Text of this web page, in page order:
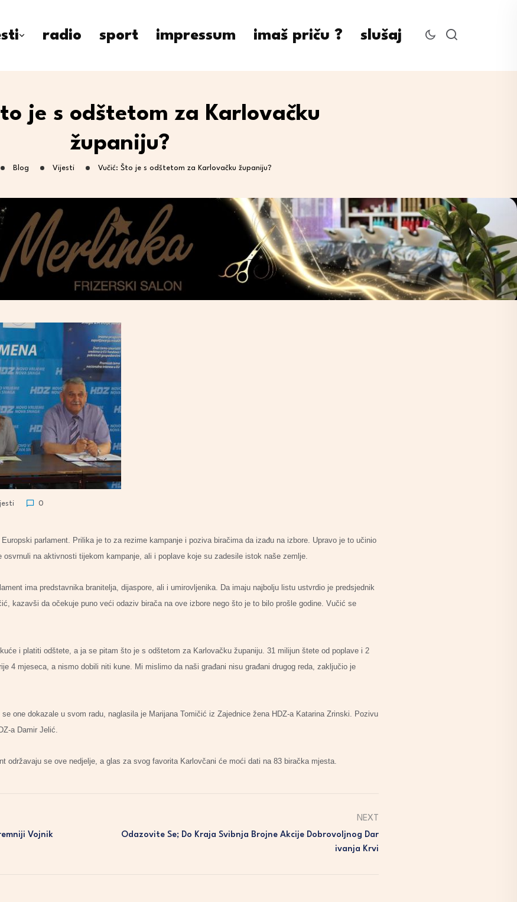
radio sport impressum imaš priču ? slušaj
je s odštetom za Karlovačku
županiju?
Blog Vijesti Vučić: Što je s odštetom za Karlovačku županiju?
0
parlament. Prilika je to za rezime kampanje i poziva biračima da izađu na izbore. Upravo je to učinio
osvrnuli na aktivnosti tijekom kampanje, ali i poplave koje su zadesile istok naše zemlje.
ima predstavnika branitelja, dijaspore, ali i umirovljenika. Da imaju najbolju listu ustvrdio je predsjednik
kazavši da očekuje puno veći odaziv birača na ove izbore nego što je to bilo prošle godine. Vučić se
i platiti odštete, a ja se pitam što je s odštetom za Karlovačku županiju. 31 milijun štete od poplave i 2
4 mjeseca, a nismo dobili niti kune. Mi mislimo da naši građani nisu građani drugog reda, zaključio je
one dokazale u svom radu, naglasila je Marijana Tomičić iz Zajednice žena HDZ-a Katarina Zrinski. Pozivu
a Damir Jelić.
održavaju se ove nedjelje, a glas za svog favorita Karlovčani će moći dati na 83 biračka mjesta.
Vojnik
NEXT
Odazovite Se; Do Kraja Svibnja Brojne Akcije Dobrovoljnog Dar
Ivanja Krvi